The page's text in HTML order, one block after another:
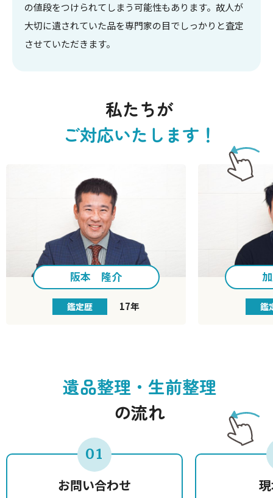
の値段をつけられてしまう可能性もあります。故人が
大切に遺されていた品を専門家の目でしっかりと査定
させていただきます。
私たちが
ご対応いたします！
阪本 隆介
鑑定歴 17年 鑑
遺品整理・生前整理
の流れ
01
お問い合わせ